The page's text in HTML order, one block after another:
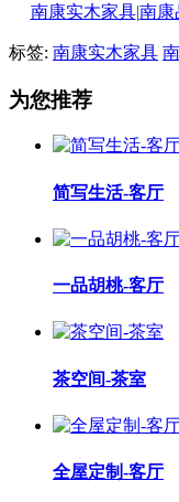
南康实木家具|南康
标签: 南康实木家具
为您推荐
简写生活-客厅
一品胡桃-客厅
茶空间-茶室
全屋定制-客厅